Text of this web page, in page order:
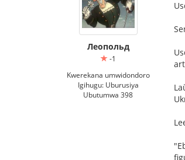
Леопольд
-1
Kwerekana umwidondoro
Igihugu: Uburusiya
Ubutumwa 398